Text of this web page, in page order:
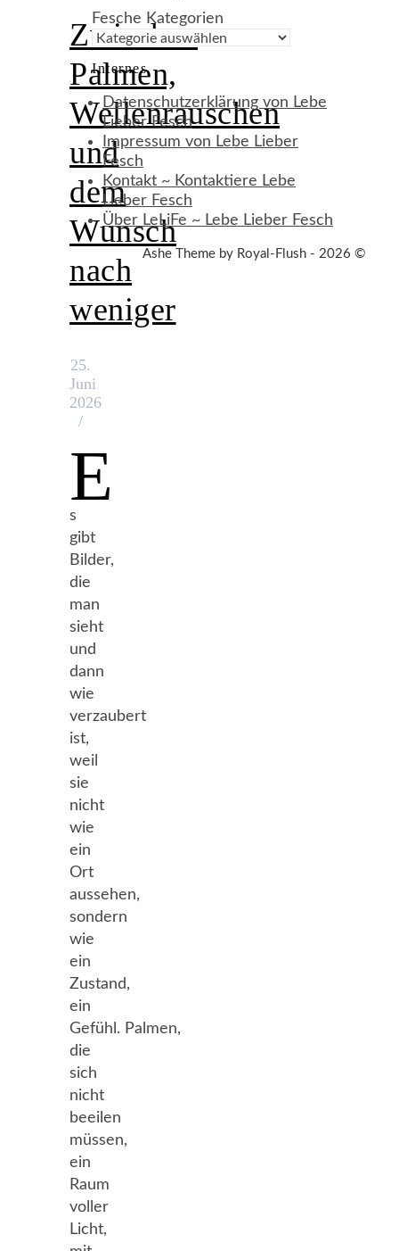
Zwischen
Palmen,
Wellenrauschen
und
dem
Wunsch
nach
weniger
25.
Juni
2026
/
E
s
gibt
Bilder,
die
man
sieht
und
dann
wie
verzaubert
ist,
weil
sie
nicht
wie
ein
Ort
aussehen,
sondern
wie
ein
Zustand,
ein
Gefühl. Palmen,
die
sich
nicht
beeilen
müssen,
ein
Raum
voller
Licht,
Fesche Kategorien
Internes
Datenschutzerklärung von Lebe
Lieber Fesch
Impressum von Lebe Lieber
Fesch
Kontakt ~ Kontaktiere Lebe
Lieber Fesch
Über LeLiFe ~ Lebe Lieber Fesch
Ashe Theme by Royal-Flush - 2026 ©